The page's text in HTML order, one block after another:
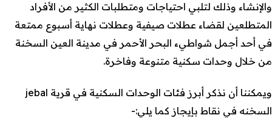
والإنشاء وذلك لتلبي احتياجات ومتطلبات الكثير من الأفراد
المتطلعين لقضاء عطلات صيفية وعطلات نهاية أسبوع ممتعة
في أحد أجمل شواطيء البحر الأحمر في مدينة العين السخنة
من خلال وحدات سكنية متنوعة وفاخرة.
ويمكننا أن نذكر أبرز فئات الوحدات السكنية في قرية jebal
السخنه في نقاط بإيجاز كما يلي:-